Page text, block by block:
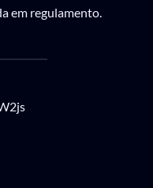
em regulamento.